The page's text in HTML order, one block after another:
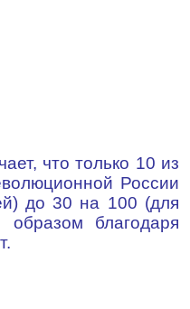
что только 10 из
России
до 30 на 100 (для
благодаря